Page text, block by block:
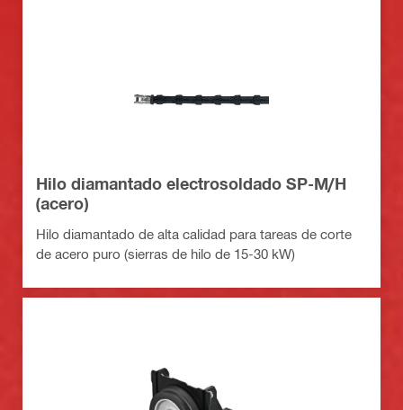
Hilo diamantado electrosoldado SP-M/H
(acero)
Hilo diamantado de alta calidad para tareas de corte
de acero puro (sierras de hilo de 15-30 kW)